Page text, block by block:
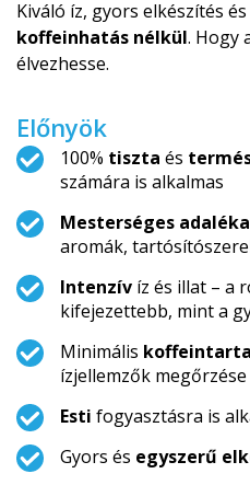
Kiváló íz, gyors elkészítés
koffeinhatás nélkül. Hogy
élvezhesse.
Előnyök
100% tiszta és
számára is alkalmas
Mesterséges
aromák,
Intenzív íz és illat – a
kifejezettebb, mint a
Minimális
ízjellemzők
Esti fogyasztásra is
Gyors és egyszerű